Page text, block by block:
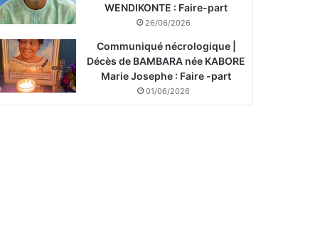
WENDIKONTE : Faire-part
26/06/2026
Communiqué nécrologique |
Décès de BAMBARA née KABORE
Marie Josephe : Faire -part
01/06/2026